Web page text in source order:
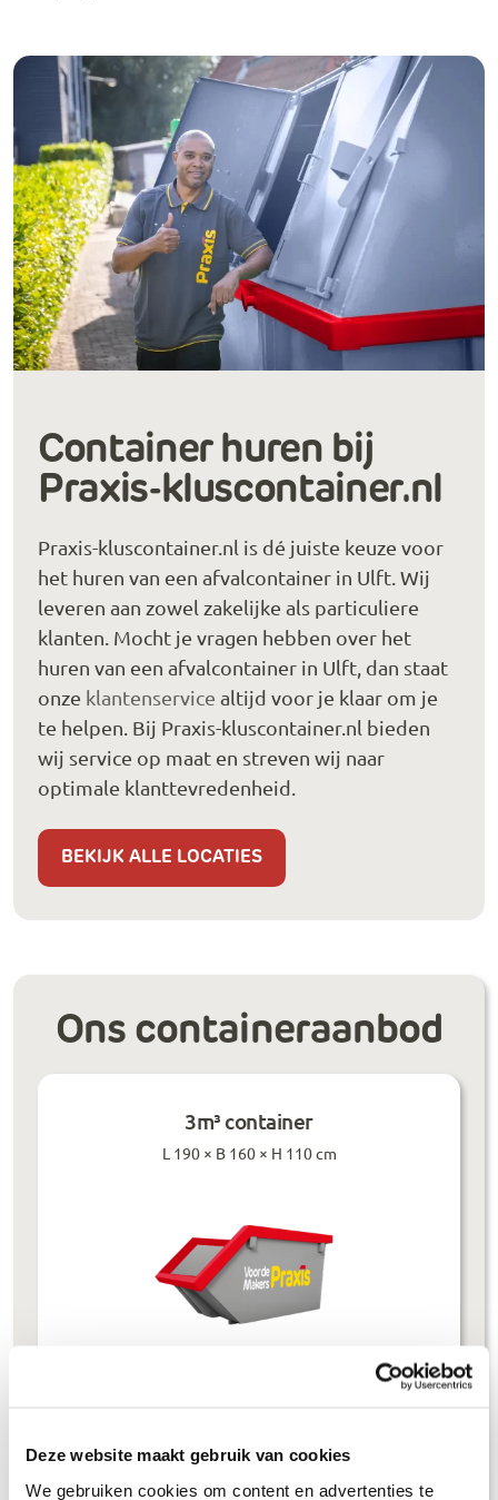
Deze website maakt gebruik van cookies
We gebruiken cookies om content en advertenties te
Container huren bij
Praxis-kluscontainer.nl
Praxis-kluscontainer.nl is dé juiste keuze voor
het huren van een afvalcontainer in Ulft. Wij
leveren aan zowel zakelijke als particuliere
klanten. Mocht je vragen hebben over het
huren van een afvalcontainer in Ulft, dan staat
onze klantenservice altijd voor je klaar om je
te helpen. Bij Praxis-kluscontainer.nl bieden
wij service op maat en streven wij naar
optimale klanttevredenheid.
BEKIJK ALLE LOCATIES
Ons containeraanbod
3m³ container
L 190 × B 160 × H 110 cm
Bouwafval €304,-